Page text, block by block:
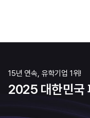
정말정말 건물이 좋습니다.
건물에 마구마구 끌렸습니다
15년 연속, 유학기업 1위!
2025 대한민국